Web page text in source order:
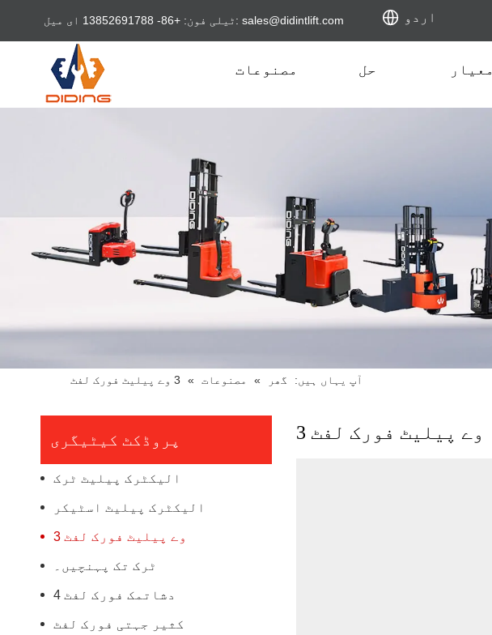
ٹیلی فون: +86- 13852691788 ای میل: sales@didintlift.com اردو
مصنوعات حل معیار
آپ یہاں ہیں: گھر » مصنوعات » 3 وے پیلیٹ فورک لفٹ
پروڈکٹ کیٹیگری
الیکٹرک پیلیٹ ٹرک
الیکٹرک پیلیٹ اسٹیکر
3 وے پیلیٹ فورک لفٹ
ٹرک تک پہنچیں۔
4 دشاتمک فورک لفٹ
کثیر جہتی فورک لفٹ
3 وے پیلیٹ فورک لفٹ